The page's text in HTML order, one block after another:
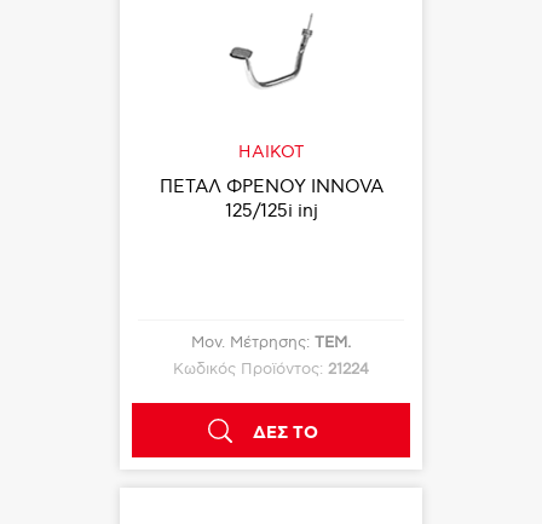
HAIKOT
ΠΕΤΑΛ ΦΡΕΝΟΥ INNOVA
125/125i inj
Μον. Μέτρησης: ΤΕΜ.
Κωδικός Προϊόντος: 21224
ΔΕΣ ΤΟ